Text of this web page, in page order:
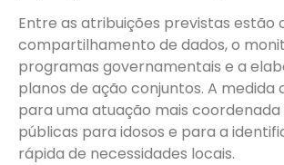
Entre as atribuições previstas estão
compartilhamento de dados, o
programas governamentais e a
planos de ação conjuntos. A medida
para uma atuação mais
públicas para idosos e para a
rápida de necessidades locais.